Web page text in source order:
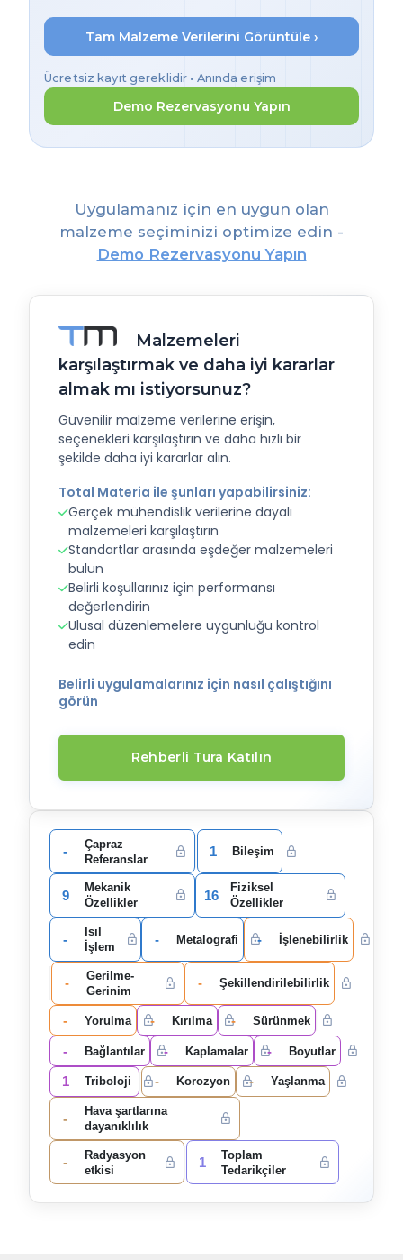
Tam Malzeme Verilerini Görüntüle ›
Ücretsiz kayıt gereklidir • Anında erişim
Demo Rezervasyonu Yapın
Uygulamanız için en uygun olan
malzeme seçiminizi optimize edin -
Demo Rezervasyonu Yapın
Malzemeleri
karşılaştırmak ve daha iyi kararlar
almak mı istiyorsunuz?
Güvenilir malzeme verilerine erişin,
seçenekleri karşılaştırın ve daha hızlı bir
şekilde daha iyi kararlar alın.
Total Materia ile şunları yapabilirsiniz:
Gerçek mühendislik verilerine dayalı
malzemeleri karşılaştırın
Standartlar arasında eşdeğer malzemeleri
bulun
Belirli koşullarınız için performansı
değerlendirin
Ulusal düzenlemelere uygunluğu kontrol
edin
Belirli uygulamalarınız için nasıl çalıştığını
görün
Rehberli Tura Katılın
-
Çapraz
Referanslar
1 Bileşim
9
Mekanik
Özellikler
16
Fiziksel
Özellikler
-
Isıl
İşlem
- Metalografi - İşlenebilirlik
-
Gerilme-
Gerinim
- Şekillendirilebilirlik
- Yorulma - Kırılma - Sürünmek
- Bağlantılar - Kaplamalar - Boyutlar
1 Triboloji - Korozyon - Yaşlanma
-
Hava şartlarına
dayanıklılık
-
Radyasyon
etkisi
1
Toplam
Tedarikçiler